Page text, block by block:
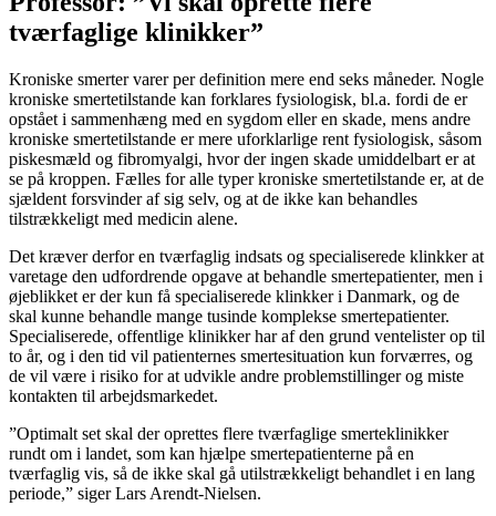
tværfaglige klinikker”
Kroniske smerter varer per definition mere end seks måneder. Nogle
kroniske smertetilstande kan forklares fysiologisk, bl.a. fordi de er
opstået i sammenhæng med en sygdom eller en skade, mens andre
kroniske smertetilstande er mere uforklarlige rent fysiologisk, såsom
piskesmæld og fibromyalgi, hvor der ingen skade umiddelbart er at
se på kroppen. Fælles for alle typer kroniske smertetilstande er, at de
sjældent forsvinder af sig selv, og at de ikke kan behandles
tilstrækkeligt med medicin alene.
Det kræver derfor en tværfaglig indsats og specialiserede klinkker at
varetage den udfordrende opgave at behandle smertepatienter, men i
øjeblikket er der kun få specialiserede klinkker i Danmark, og de
skal kunne behandle mange tusinde komplekse smertepatienter.
Specialiserede, offentlige klinikker har af den grund ventelister op til
to år, og i den tid vil patienternes smertesituation kun forværres, og
de vil være i risiko for at udvikle andre problemstillinger og miste
kontakten til arbejdsmarkedet.
”Optimalt set skal der oprettes flere tværfaglige smerteklinikker
rundt om i landet, som kan hjælpe smertepatienterne på en
tværfaglig vis, så de ikke skal gå utilstrækkeligt behandlet i en lang
periode,” siger Lars Arendt-Nielsen.